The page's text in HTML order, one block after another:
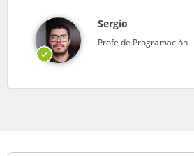
Sergio
Profe de Programación